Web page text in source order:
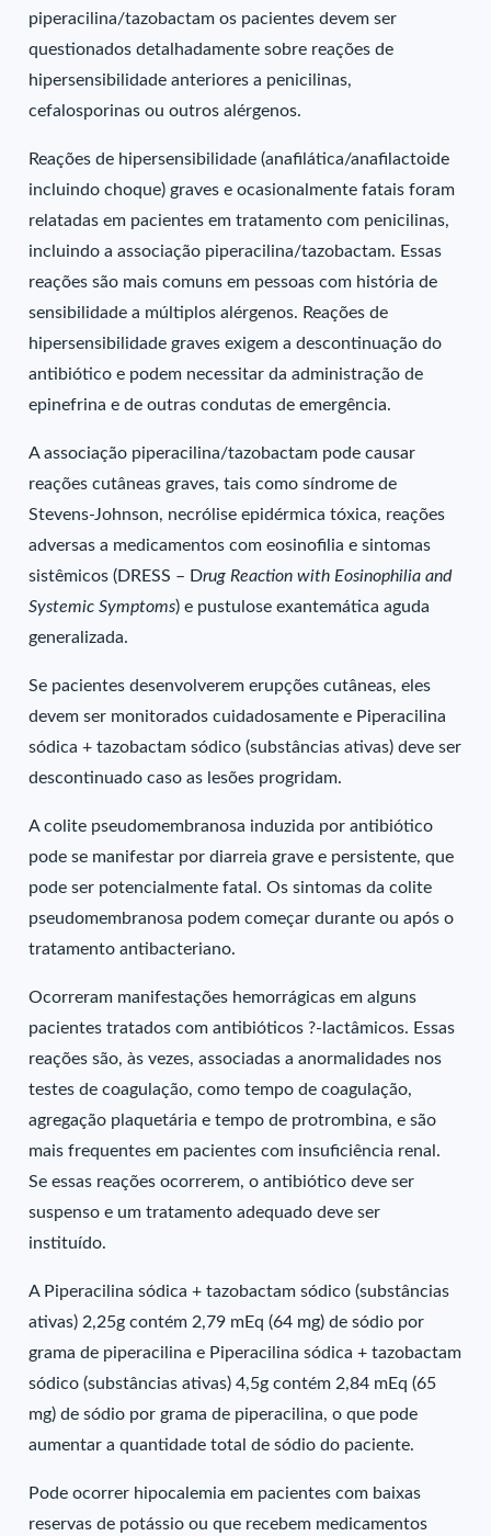
piperacilina/tazobactam os pacientes devem ser
questionados detalhadamente sobre reações de
hipersensibilidade anteriores a penicilinas,
cefalosporinas ou outros alérgenos.
Reações de hipersensibilidade (anafilática/anafilactoide
incluindo choque) graves e ocasionalmente fatais foram
relatadas em pacientes em tratamento com penicilinas,
incluindo a associação piperacilina/tazobactam. Essas
reações são mais comuns em pessoas com história de
sensibilidade a múltiplos alérgenos. Reações de
hipersensibilidade graves exigem a descontinuação do
antibiótico e podem necessitar da administração de
epinefrina e de outras condutas de emergência.
A associação piperacilina/tazobactam pode causar
reações cutâneas graves, tais como síndrome de
Stevens-Johnson, necrólise epidérmica tóxica, reações
adversas a medicamentos com eosinofilia e sintomas
sistêmicos (DRESS – Drug Reaction with Eosinophilia and
Systemic Symptoms) e pustulose exantemática aguda
generalizada.
Se pacientes desenvolverem erupções cutâneas, eles
devem ser monitorados cuidadosamente e Piperacilina
sódica + tazobactam sódico (substâncias ativas) deve ser
descontinuado caso as lesões progridam.
A colite pseudomembranosa induzida por antibiótico
pode se manifestar por diarreia grave e persistente, que
pode ser potencialmente fatal. Os sintomas da colite
pseudomembranosa podem começar durante ou após o
tratamento antibacteriano.
Ocorreram manifestações hemorrágicas em alguns
pacientes tratados com antibióticos ?-lactâmicos. Essas
reações são, às vezes, associadas a anormalidades nos
testes de coagulação, como tempo de coagulação,
agregação plaquetária e tempo de protrombina, e são
mais frequentes em pacientes com insuficiência renal.
Se essas reações ocorrerem, o antibiótico deve ser
suspenso e um tratamento adequado deve ser
instituído.
A Piperacilina sódica + tazobactam sódico (substâncias
ativas) 2,25g contém 2,79 mEq (64 mg) de sódio por
grama de piperacilina e Piperacilina sódica + tazobactam
sódico (substâncias ativas) 4,5g contém 2,84 mEq (65
mg) de sódio por grama de piperacilina, o que pode
aumentar a quantidade total de sódio do paciente.
Pode ocorrer hipocalemia em pacientes com baixas
reservas de potássio ou que recebem medicamentos